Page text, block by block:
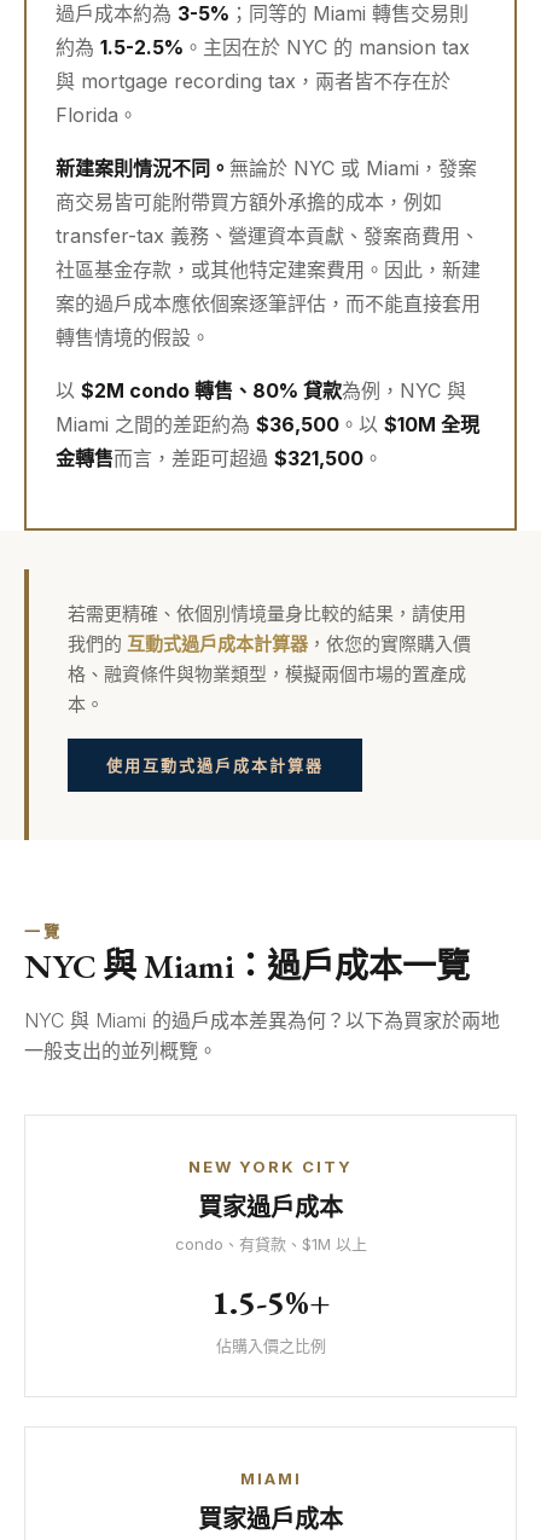
過戶成本約為 3-5% ；同等的 Miami 轉售交易則
約為 1.5-2.5% 。主因在於 NYC 的 mansion tax
與 mortgage recording tax，兩者皆不存在於
Florida。
新建案則情況不同。 無論於 NYC 或 Miami，發案
商交易皆可能附帶買方額外承擔的成本，例如
transfer-tax 義務、營運資本貢獻、發案商費用、
社區基金存款，或其他特定建案費用。因此，新建
案的過戶成本應依個案逐筆評估，而不能直接套用
轉售情境的假設。
以 $2M condo 轉售、80% 貸款為例，NYC 與
Miami 之間的差距約為 $36,500 。以 $10M 全現
金轉售而言，差距可超過 $321,500 。
若需更精確、依個別情境量身比較的結果，請使用
我們的 互動式過戶成本計算器 ，依您的實際購入價
格、融資條件與物業類型，模擬兩個市場的置產成
本。
使用互動式過戶成本計算器
一覽
NYC 與 Miami：過戶成本一覽
NYC 與 Miami 的過戶成本差異為何？以下為買家於兩地
一般支出的並列概覽。
NEW YORK CITY
買家過戶成本
condo、有貸款、$1M 以上
1.5-5%+
佔購入價之比例
MIAMI
買家過戶成本